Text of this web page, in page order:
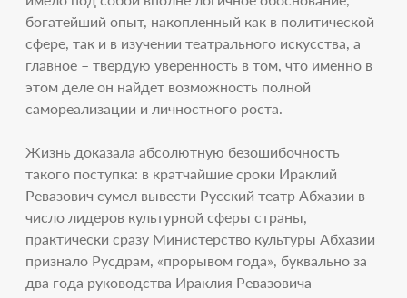
богатейший опыт, накопленный как в политической
сфере, так и в изучении театрального искусства, а
главное – твердую уверенность в том, что именно в
этом деле он найдет возможность полной
самореализации и личностного роста.
Жизнь доказала абсолютную безошибочность
такого поступка: в кратчайшие сроки Ираклий
Ревазович сумел вывести Русский театр Абхазии в
число лидеров культурной сферы страны,
практически сразу Министерство культуры Абхазии
признало Русдрам, «прорывом года», буквально за
два года руководства Ираклия Ревазовича